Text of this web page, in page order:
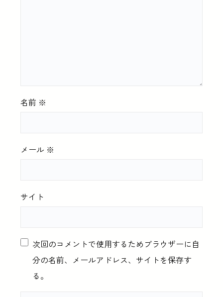
名前 ※
メール ※
サイト
次回のコメントで使用するためブラウザーに自
分の名前、メールアドレス、サイトを保存す
る。